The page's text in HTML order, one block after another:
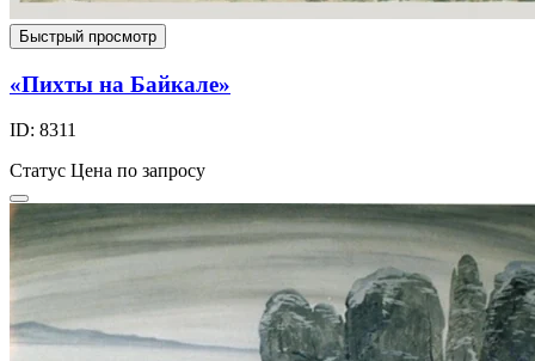
Быстрый просмотр
«Пихты на Байкале»
ID: 8311
Статус Цена по запросу